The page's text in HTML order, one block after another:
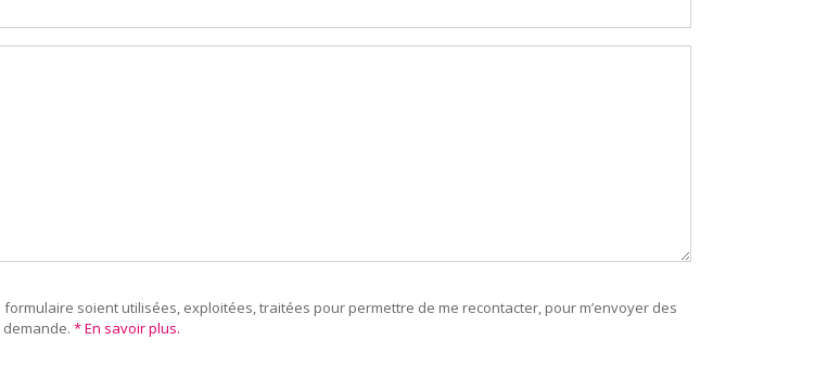
soient utilisées, exploitées, traitées pour permettre de me recontacter, pour m’envoyer des
* En savoir plus.